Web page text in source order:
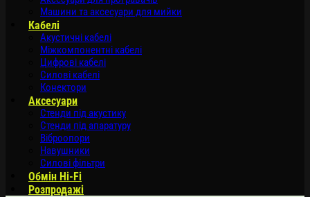
Машини та аксесуари для мийки
Кабелі
Акустичні кабелі
Міжкомпонентні кабелі
Цифрові кабелі
Силові кабелі
Конектори
Аксесуари
Стенди під акустику
Стенди під апаратуру
Віброопори
Навушники
Силові фільтри
Обмін Hi-Fi
Розпродажі